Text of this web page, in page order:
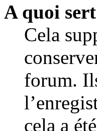
A quoi
Cela
forum.
cela a